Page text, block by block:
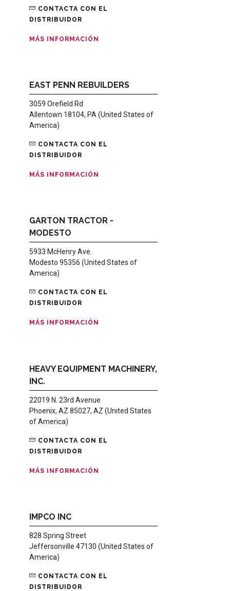
CONTACTA CON EL
DISTRIBUIDOR
MÁS INFORMACIÓN
EAST PENN REBUILDERS
3059 Orefield Rd
Allentown 18104, PA (United States of
America)
CONTACTA CON EL
DISTRIBUIDOR
MÁS INFORMACIÓN
GARTON TRACTOR -
MODESTO
5933 McHenry Ave.
Modesto 95356 (United States of
America)
CONTACTA CON EL
DISTRIBUIDOR
MÁS INFORMACIÓN
HEAVY EQUIPMENT MACHINERY,
INC.
22019 N. 23rd Avenue
Phoenix, AZ 85027, AZ (United States
of America)
CONTACTA CON EL
DISTRIBUIDOR
MÁS INFORMACIÓN
IMPCO INC
828 Spring Street
Jeffersonville 47130 (United States of
America)
CONTACTA CON EL
DISTRIBUIDOR